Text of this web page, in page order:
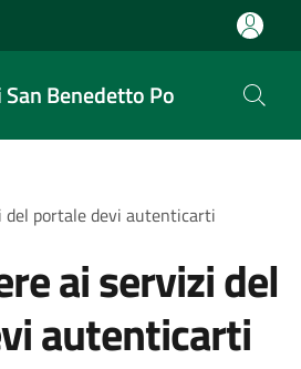
Benedetto Po
del portale devi autenticarti
ai servizi del
autenticarti